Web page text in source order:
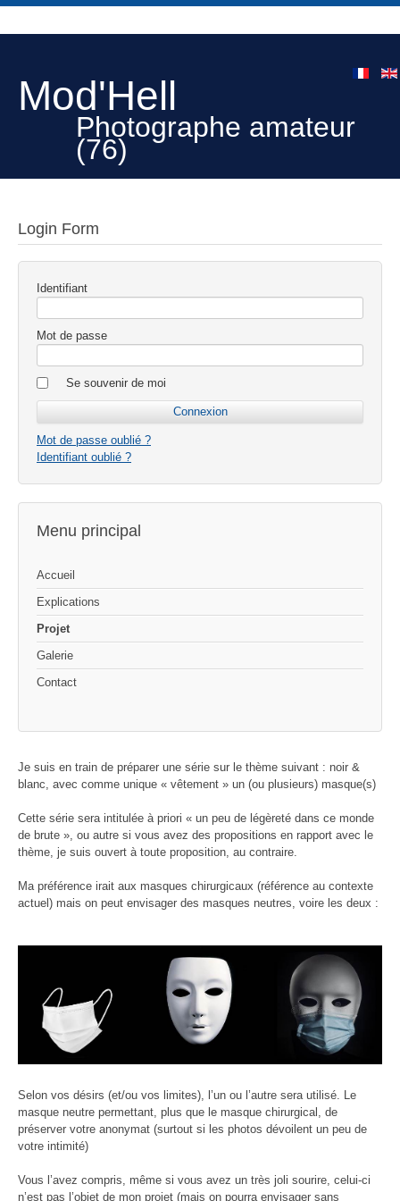
Mod'Hell
Photographe amateur
(76)
Login Form
Identifiant
Mot de passe
Se souvenir de moi
Mot de passe oublié ?
Identifiant oublié ?
Menu principal
Accueil
Explications
Projet
Galerie
Contact
Je suis en train de préparer une série sur le thème suivant : noir &
blanc, avec comme unique « vêtement » un (ou plusieurs) masque(s)
Cette série sera intitulée à priori « un peu de légèreté dans ce monde
de brute », ou autre si vous avez des propositions en rapport avec le
thème, je suis ouvert à toute proposition, au contraire.
Ma préférence irait aux masques chirurgicaux (référence au contexte
actuel) mais on peut envisager des masques neutres, voire les deux :
Selon vos désirs (et/ou vos limites), l’un ou l’autre sera utilisé. Le
masque neutre permettant, plus que le masque chirurgical, de
préserver votre anonymat (surtout si les photos dévoilent un peu de
votre intimité)
Vous l’avez compris, même si vous avez un très joli sourire, celui-ci
n’est pas l’objet de mon projet (mais on pourra envisager sans